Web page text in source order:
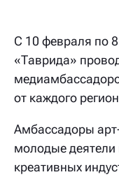
С 10 февраля по
«Таврида»
от каждого
Амбассадоры
молодые деятели
креативных